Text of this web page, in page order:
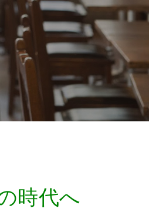
時代へ